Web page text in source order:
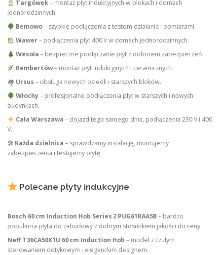
Targówek– montaż płyt indukcyjnych w blokach i domach
jednorodzinnych.
Bemowo– szybkie podłączenia z testem działania i pomiarami.
Wawer– podłączenia płyt 400 V w domach jednorodzinnych.
Wesoła – bezpieczne podłączanie płyt z doborem zabezpieczeń.
Rembertów– montaż płyt indukcyjnych i ceramicznych.
🏘 Ursus – obsługa nowych osiedli i starszych bloków.
Włochy– profesjonalne podłączenia płyt w starszych i nowych
budynkach.
Cała Warszawa – dojazd tego samego dnia, podłączenia 230 V i 400
V.
🛠 Każda dzielnica – sprawdzamy instalację, montujemy
zabezpieczenia i testujemy płytę.
Polecane płyty indukcyjne
Bosch 60 cm Induction Hob Series 2 PUG61RAA5B – bardzo
popularna płyta do zabudowy z dobrym stosunkiem jakości do ceny.
Neff T36CA50X1U 60 cm Induction Hob – model z czułym
sterowaniem dotykowym i eleganckim designem.